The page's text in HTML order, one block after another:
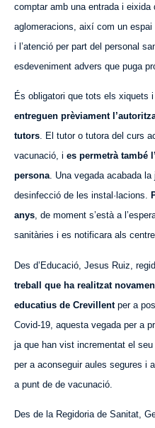
comptar amb una entrada i eixida
aglomeracions, així com un espai
i l’atenció per part del personal
esdeveniment advers que puga
És obligatori que tots els xiquets
entreguen prèviament
tutors. El tutor o tutora del curs
vacunació, i es permetrà també
persona. Una vegada acabada
desinfecció de les instal·lacions.
anys, de moment s’està a
sanitàries i es notificara als
Des d’Educació, Jesus Ruiz,
treball que ha realitzat
educatius de Crevillentper a
Covid-19, aquesta vegada per a
ja que han vist incrementat el
per a aconseguir aules segures i
a punt de de vacunació.
Des de la Regidoria de Sanitat,